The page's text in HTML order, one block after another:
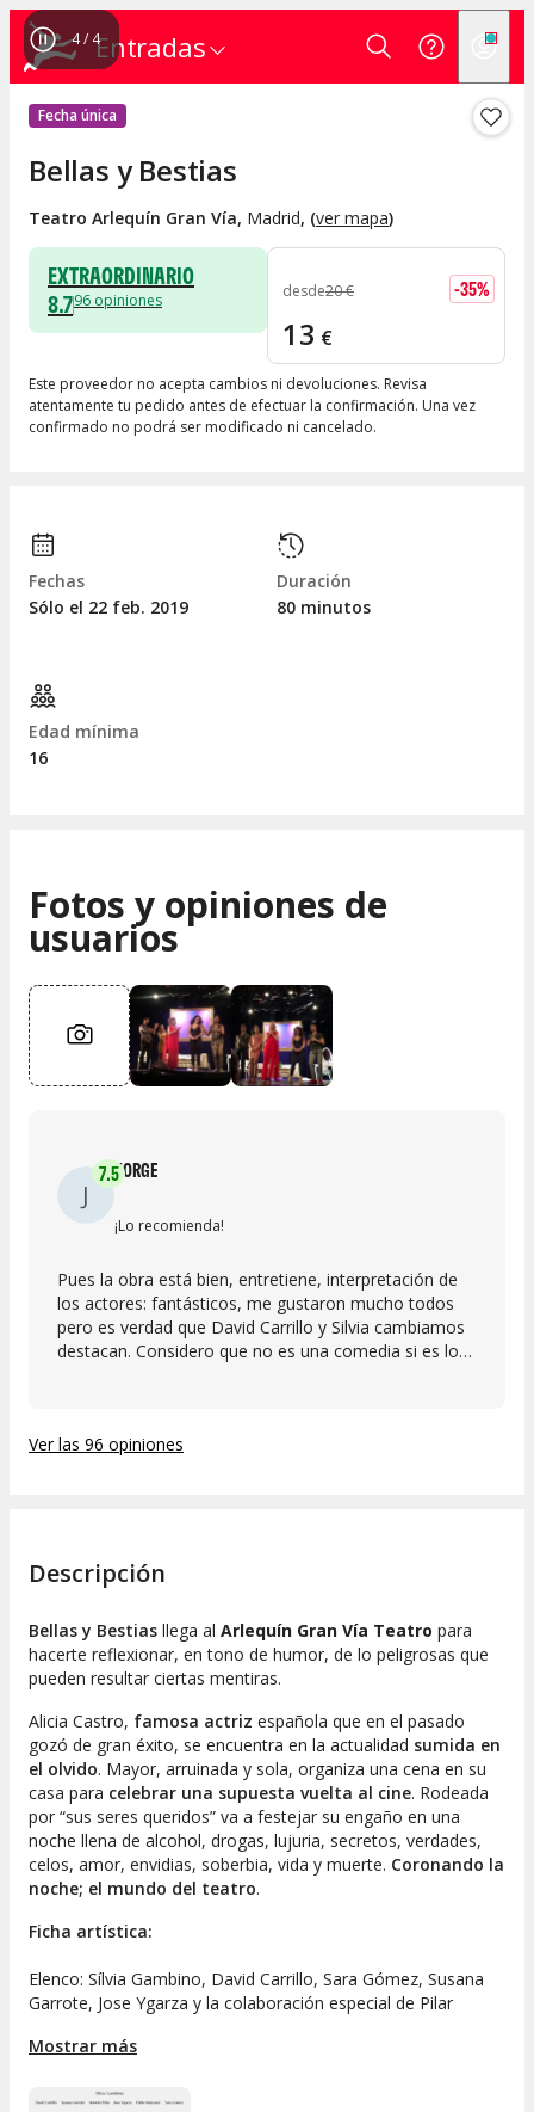
Entradas
4/ 4
Fecha única
Bellas y Bestias
Teatro Arlequín Gran Vía, Madrid, (ver mapa)
EXTRAORDINARIO
8.796 opiniones desde20€ -35%
13 €
Este proveedor no acepta cambios ni devoluciones. Revisa
atentamente tu pedido antes de efectuar la confirmación. Una vez
confirmado no podrá ser modificado ni cancelado.
Fechas
Sólo el 22 feb. 2019
Duración
80 minutos
Edad mínima
16
Fotos y opiniones de
usuarios
J
7.5JORGE
¡Lo recomienda!
Pues la obra está bien, entretiene, interpretación de
los actores: fantásticos, me gustaron mucho todos
pero es verdad que David Carrillo y Silvia cambiamos
destacan. Considero que no es una comedia si es lo
pasado muchísimo mejor. Eso sí los actores muy
Ver las 96 opiniones
Descripción
Bellas y Bestias llega al Arlequín Gran Vía Teatro para
hacerte reflexionar, en tono de humor, de lo peligrosas que
pueden resultar ciertas mentiras.
Alicia Castro, famosa actriz española que en el pasado
gozó de gran éxito, se encuentra en la actualidad sumida en
el olvido. Mayor, arruinada y sola, organiza una cena en su
casa para celebrar una supuesta vuelta al cine. Rodeada
por “sus seres queridos” va a festejar su engaño en una
noche llena de alcohol, drogas, lujuria, secretos, verdades,
celos, amor, envidias, soberbia, vida y muerte. Coronando la
noche; el mundo del teatro.
Ficha artística:
Elenco: Sílvia Gambino, David Carrillo, Sara Gómez, Susana
Garrote, Jose Ygarza y la colaboración especial de Pilar
Mostrar más